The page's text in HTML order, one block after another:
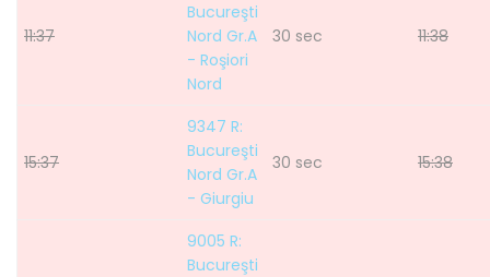
11:37
Bucureşti
Nord Gr.A
- Roşiori
Nord
30 sec 11:38
15:37
9347 R:
Bucureşti
Nord Gr.A
- Giurgiu
30 sec 15:38
9005 R:
Bucureşti